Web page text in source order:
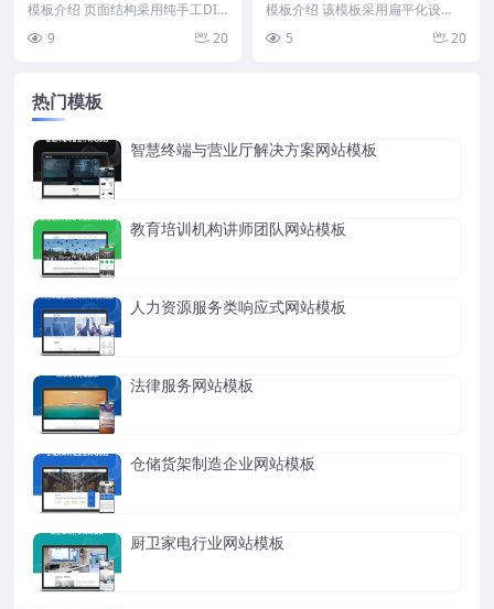
模板介绍 页面结构采用纯手工DIV
杂。首页布局突...
9 20
模板介绍 该模板采用扁平化设
建设和域名服务的核心业...
5 20
热门模板
智慧终端与营业厅解决方案网站模板
教育培训机构讲师团队网站模板
人力资源服务类响应式网站模板
法律服务网站模板
仓储货架制造企业网站模板
厨卫家电行业网站模板